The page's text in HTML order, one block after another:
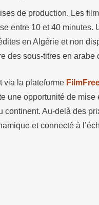
de production. Les
entre 10 et 40 minutes.
en Algérie et non
des sous-titres en arabe
via la plateforme
une opportunité de mise
Au-delà des
et connecté à